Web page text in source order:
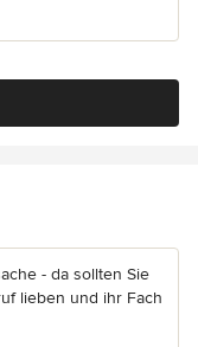
- da sollten Sie
lieben und ihr Fach